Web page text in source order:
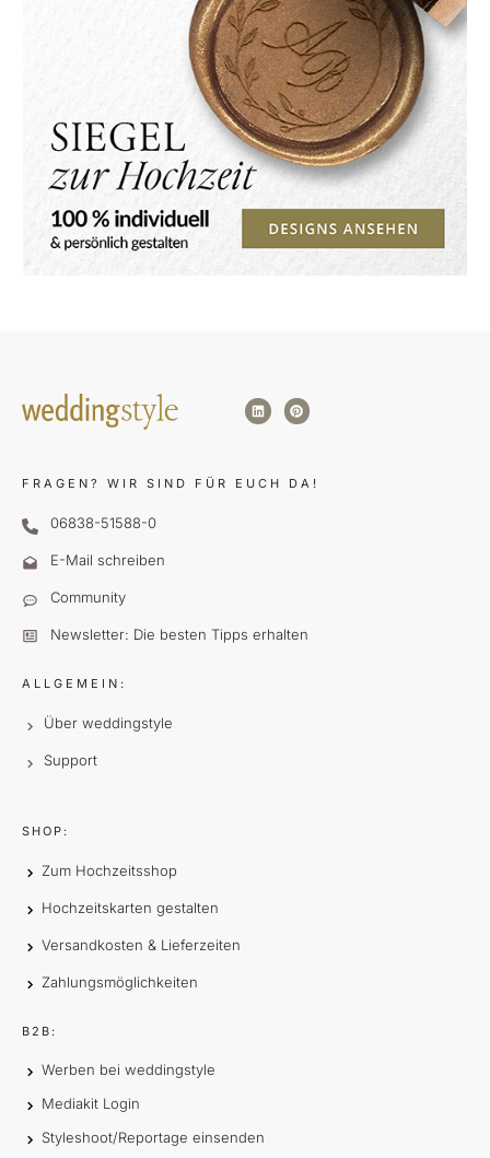
FRAGEN? WIR SIND FÜR EUCH DA!
06838-51588-0
E-Mail schreiben
Community
Newsletter: Die besten Tipps erhalten
ALLGEMEIN:
Über weddingstyle
Support
SHOP:
Zum Hochzeitsshop
Hochzeitskarten gestalten
Versandkosten & Lieferzeiten
Zahlungsmöglichkeiten
B2B:
Werben bei weddingstyle
Mediakit Login
Styleshoot/Reportage einsenden